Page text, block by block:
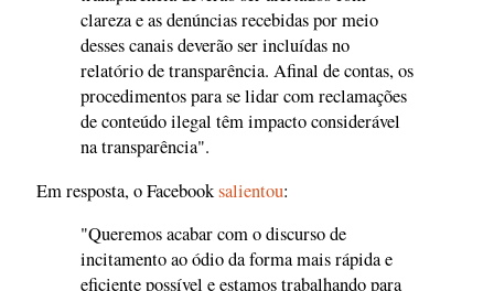
clareza e as denúncias recebidas por meio
desses canais deverão ser incluídas no
relatório de transparência. Afinal de contas, os
procedimentos para se lidar com reclamações
de conteúdo ilegal têm impacto considerável
na transparência".
Em resposta, o Facebooksalientou:
"Queremos acabar com o discurso de
incitamento ao ódio da forma mais rápida e
eficiente possível e estamos trabalhando para